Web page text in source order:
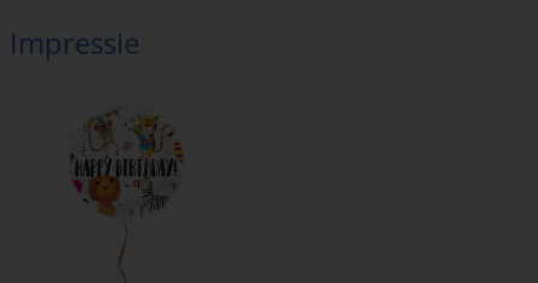
Impressie